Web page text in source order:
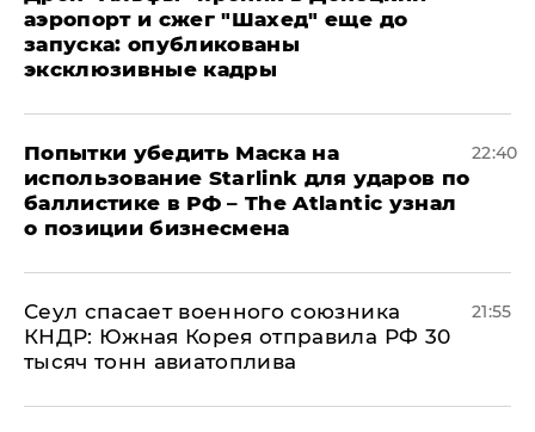
аэропорт и сжег "Шахед" еще до
запуска: опубликованы
эксклюзивные кадры
Попытки убедить Маска на
использование Starlink для ударов по
баллистике в РФ – The Atlantic узнал
о позиции бизнесмена
22:40
​Сеул спасает военного союзника
КНДР: Южная Корея отправила РФ 30
тысяч тонн авиатоплива
21:55